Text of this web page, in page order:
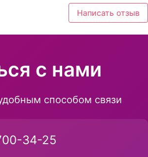
Написать отзыв
с нами
способом связи
34-25